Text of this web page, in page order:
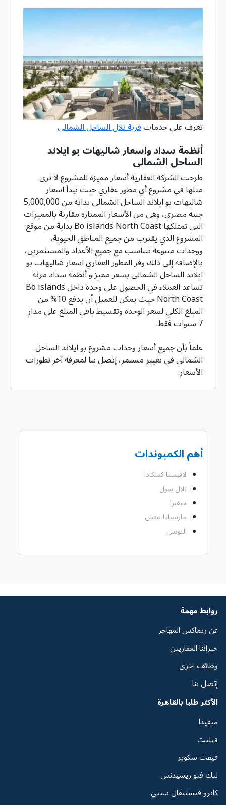
تعرف علي خدمات قرية تلال الساحل الشمالى
أنظمة سداد واسعار شاليهات بو ايلاند
الساحل الشمالى
طرحت الشركة العقارية أسعار مميزة للمشروع لا ترى
مثلها في مشروع أي مطور عقاري حيث تبدأ اسعار
شاليهات بو ايلاند الساحل الشمالى بداية من 5,000,000
جنيه مصري، وهي من الأسعار الممتازة مقارنة بالمميزات
التي تمتلكها Bo islands North Coast بداية من موقع
المشروع الذي يقترب من جميع المناطق الحيوية،
ووحدات متنوعة تتناسب مع جميع الأعداد والمستثمرين،
بالإضافة إلى ذلك وفر المطور العقاري اسعار شاليهات بو
ايلاند الساحل الشمالى بسعر مميز و أنظمة سداد مرنة
تساعد العملاء في الحصول على وحدة داخل Bo islands
North Coast حيث يمكن للعميل أن يدفع 10% من
المبلغ الكلي لسعر الوحدة وتقسيط باقي المبلغ على مدار
7 سنوات فقط.
علماً بأن جميع أسعار وحدات مشروع بو ايلاند الساحل
الشمالي في تغيير مستمر، إتصل بنا لمعرفة آخر تطورات
الأسعار.
أهم الكمبوندات
لافيستا كسكادا
تلال سول
جيفيرا
مارسيليا بيتش
اللوتس
روابط مهمة
عن ريماكس المهاجر
خبرائنا العقاريين
وظائف اخرى
إتصل بنا
الأكثر طلبا بالقاهرة
ميفيدا
فيليت
فيفث سكوير
ليك فيو ريسيدنس
كايرو فيستيفال سيتي